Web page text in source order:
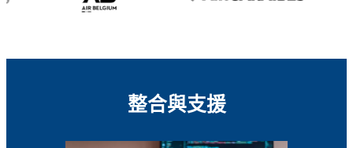
整合與支援